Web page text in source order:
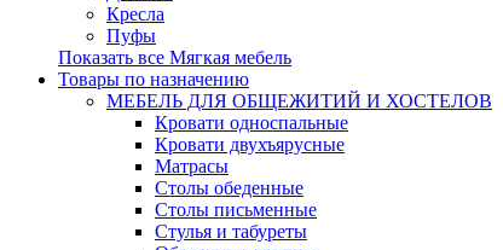
Кресла
Пуфы
Показать все Мягкая мебель
Товары по назначению
МЕБЕЛЬ ДЛЯ ОБЩЕЖИТИЙ И ХОСТЕЛОВ
Кровати односпальные
Кровати двухъярусные
Матрасы
Столы обеденные
Столы письменные
Стулья и табуреты